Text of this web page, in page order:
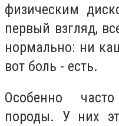
физическим
первый взгляд,
нормально: ни
вот боль - есть.
Особенно
породы. У них